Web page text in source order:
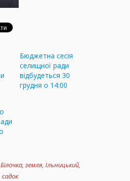
Бюджетна сесія
селищної ради
відбудеться 30
грудня о 14:00
Білочка, земля, Ільницький,
садок